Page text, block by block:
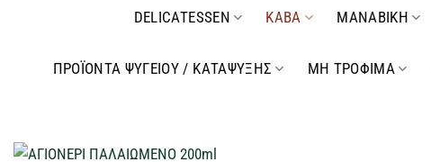
DELICATESSEN ΚΑΒΑ ΜΑΝΑΒΙΚΗ
ΠΡΟΪΟΝΤΑ ΨΥΓΕΙΟΥ / ΚΑΤΑΨΥΞΗΣ ΜΗ ΤΡΟΦΙΜΑ